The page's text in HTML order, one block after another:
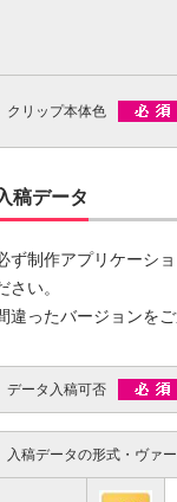
クリップ本体色
稿データ
ず制作アプリケーシ
さい。
違ったバージョンを
データ入稿可否
入稿データの形式・ヴァ
(5,000個 1個あたり)
台紙付片面タイプ
@129.70～
(1,000個 1個あたり)
片面印刷タイプ
製クリップ彫刻
片面彫刻タイプ
タンドクリップ
個包装(OPP入)タイプ
@121.00～
包装(OPP入)タイプ
@164.90～
(5,000個 1個あたり)